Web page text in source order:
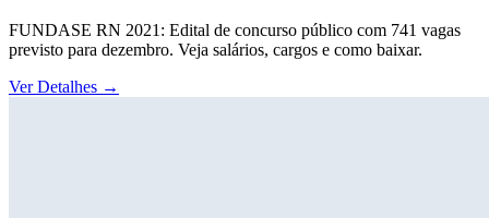
FUNDASE RN 2021: Edital de concurso público com 741 vagas
previsto para dezembro. Veja salários, cargos e como baixar.
Ver Detalhes →